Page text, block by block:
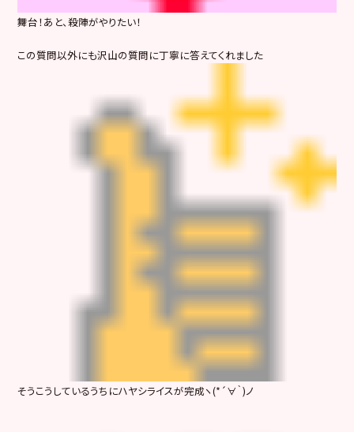
舞台！あと、殺陣がやりたい！
この質問以外にも沢山の質問に丁寧に答えてくれました
そうこうしているうちにハヤシライスが完成ヽ(*´∀｀)ノ